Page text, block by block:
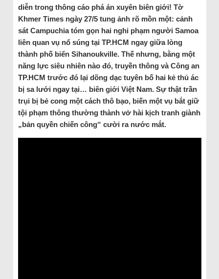
diễn trong thông cáo phá án xuyên biên giới! Tờ
Khmer Times ngày 27/5 tung ảnh rõ mồn một: cảnh
sát Campuchia tóm gọn hai nghi phạm người Samoa
liên quan vụ nổ súng tại TP.HCM ngay giữa lòng
thành phố biển Sihanoukville. Thế nhưng, bằng một
năng lực siêu nhiên nào đó, truyền thông và Công an
TP.HCM trước đó lại dõng dạc tuyên bố hai kẻ thủ ác
bị sa lưới ngay tại… biên giới Việt Nam. Sự thật trần
trụi bị bẻ cong một cách thô bạo, biến một vụ bắt giữ
tội phạm thông thường thành vở hài kịch tranh giành
„bản quyền chiến công“ cười ra nước mắt.